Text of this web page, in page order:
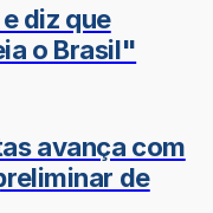
diz que
o Brasil"
avança com
de